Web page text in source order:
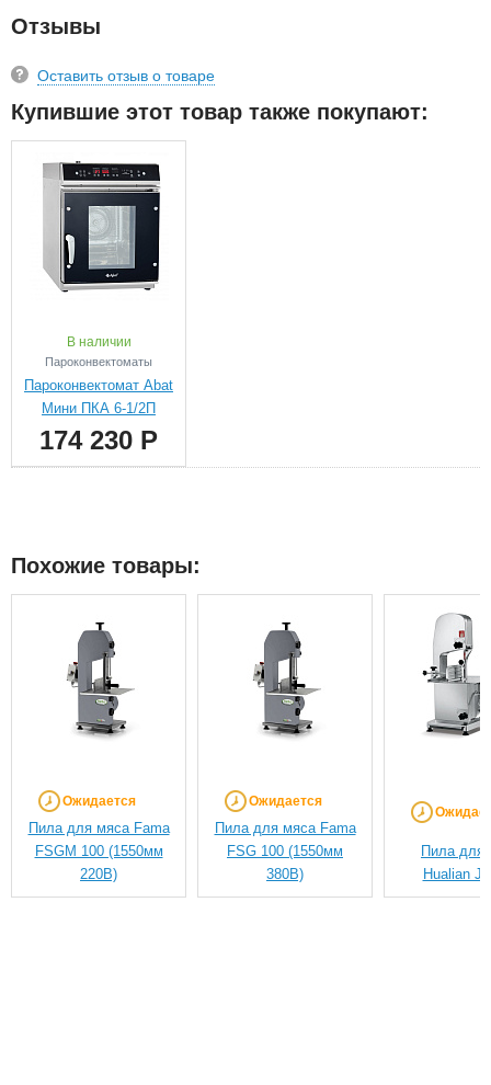
Отзывы
Оставить отзыв о товаре
Купившие этот товар также покупают:
В наличии
Пароконвектоматы
Пароконвектомат Abat
Мини ПКА 6-1/2П
174 230 Р
Похожие товары:
Ожидается
Пила для мяса Fama
FSGM 100 (1550мм
220В)
Ожидается
Пила для мяса Fama
FSG 100 (1550мм
380В)
Пила для
Hualian